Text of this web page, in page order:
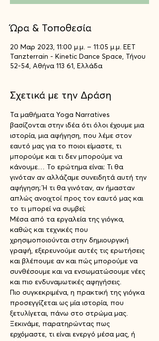
Ώρα & Τοποθεσία
20 Μαρ 2023, 11:00 μ.μ. – 11:05 μ.μ. EET
Tanzterrain - Kinetic Dance Space, Τήνου
52-54, Αθήνα 113 61, Ελλάδα
Σχετικά με την Δράση
Τα μαθήματα Yoga Narratives
βασίζονται στην ιδέα ότι όλοι έχουμε μια
ιστορία, μια αφήγηση, που λέμε στον
εαυτό μας για το ποιοι είμαστε, τι
μπορούμε και τι δεν μπορούμε να
κάνουμε… Το ερώτημα είναι: Τι θα
γινόταν αν αλλάζαμε συνειδητά αυτή την
αφήγηση; Ή τι θα γινόταν, αν ήμασταν
απλώς ανοιχτοί προς τον εαυτό μας και
το τι μπορεί να συμβεί;
Μέσα από τα εργαλεία της γιόγκα,
καθώς και τεχνικές που
χρησιμοποιούνται στην δημιουργική
γραφή, εξερευνούμε αυτές τις ερωτήσεις
και βλέπουμε αν και πώς μπορούμε να
συνθέσουμε και να ενσωματώσουμε νέες
και πιο ενδυναμωτικές αφηγήσεις.
Πιο συγκεκριμένα, η πρακτική της γιόγκα
προσεγγίζεται ως μία ιστορία, που
ξετυλίγεται, πάνω στο στρώμα μας.
Ξεκινάμε, παρατηρώντας πως
ερχόμαστε, τι είναι ενεργό μέσα μας, ή